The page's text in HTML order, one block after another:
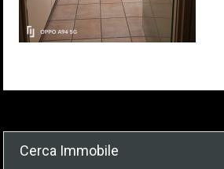
Cerca Immobile